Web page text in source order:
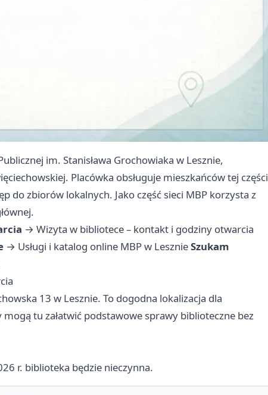
im. Stanisława Grochowiaka w Lesznie,
Placówka obsługuje mieszkańców tej części
do zbiorów lokalnych. Jako część sieci MBP korzysta z
→ Wizyta w bibliotece – kontakt i godziny otwarcia
→ Usługi i katalog online MBP w LesznieSzukam
13 w Lesznie. To dogodna lokalizacja dla
tu załatwić podstawowe sprawy biblioteczne bez
r. biblioteka będzie nieczynna.